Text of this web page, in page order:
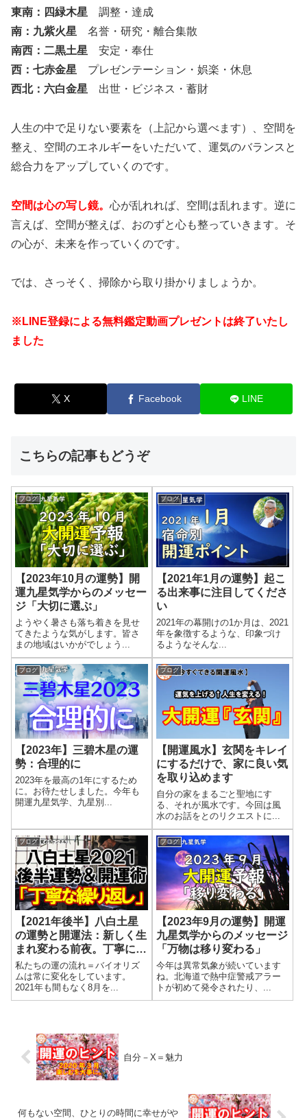
東南：四緑木星 調整・達成
南：九紫火星 名誉・研究・離合集散
南西：二黒土星 安定・奉仕
西：七赤金星 プレゼンテーション・娯楽・休息
西北：六白金星 出世・ビジネス・蓄財
人生の中で足りない要素を（上記から選べます）、空間を
整え、空間のエネルギーをいただいて、運気のバランスと
総合力をアップしていくのです。
空間は心の写し鏡。 心が乱れれば、空間は乱れます。逆に
言えば、空間が整えば、おのずと心も整っていきます。そ
の心が、未来を作っていくのです。
では、さっそく、掃除から取り掛かりましょうか。
※LINE登録による無料鑑定動画プレゼントは終了いたし
ました
X Facebook LINE
こちらの記事もどうぞ
ブログ
【2023年10月の運勢】開
運九星気学からのメッセー
ジ「大切に選ぶ」
ようやく暑さも落ち着きを見せ
てきたような気がします。皆さ
まの地域はいかがでしょう...
ブログ
【2021年1月の運勢】起こ
る出来事に注目してくださ
い
2021年の幕開けの1か月は、2021
年を象徴するような、印象づけ
るようなそんな...
ブログ
【2023年】三碧木星の運
勢：合理的に
2023年を最高の1年にするため
に。お待たせしました。今年も
開運九星気学、九星別...
ブログ
【開運風水】玄関をキレイ
にするだけで、家に良い気
を取り込めます
自分の家をまるごと聖地にす
る、それが風水です。今回は風
水のお話をとのリクエストに...
ブログ
【2021年後半】八白土星
の運勢と開運法：新しく生
まれ変わる前夜。丁寧に続
けていくことが新しい運命
の扉を開きます。
私たちの運の流れ＝バイオリズ
ムは常に変化をしています。
2021年も間もなく8月を...
ブログ
【2023年9月の運勢】開運
九星気学からのメッセージ
「万物は移り変わる」
今年は異常気象が続いています
ね。北海道で熱中症警戒アラー
トが初めて発令されたり、...
自分－X＝魅力
何もない空間、ひとりの時間に幸せがや